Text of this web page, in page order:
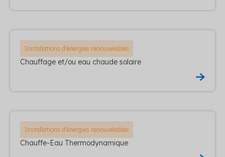
Installations d'énergies renouvelables
Chauffage et/ou eau chaude solaire
Installations d'énergies renouvelables
Chauffe-Eau Thermodynamique